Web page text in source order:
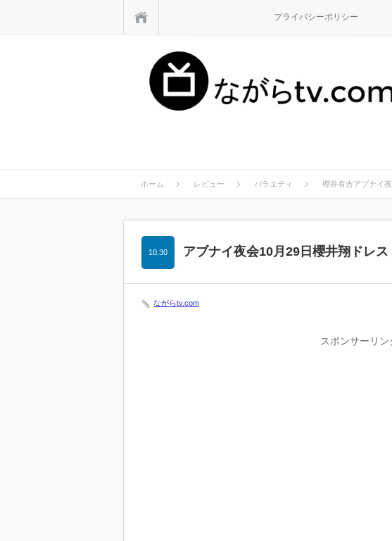
プライバシーポリシー
ホーム レビュー バラエティ 櫻井有吉アブナイ
アブナイ夜会10月29日櫻井翔ドレス
10.30
ながらtv.com
スポンサーリン